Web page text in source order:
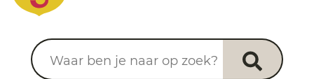
Waar ben je naar op zoek?